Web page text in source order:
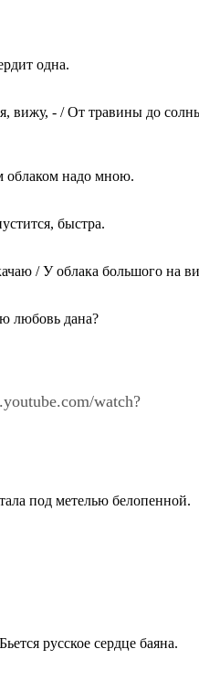
одна.
вижу, - / От травины до
облаком надо мною.
быстра.
/ У облака большого на
любовь дана?
watch?
под метелью белопенной.
русское сердце баяна.